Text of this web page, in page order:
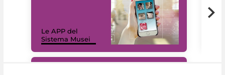
Le APP del
Sistema Musei